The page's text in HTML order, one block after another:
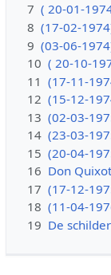
7 ( 20-01-
8 (17-02-
9 (03-06-
10 ( 20-10-
11 (17-11-
12 (15-12-
13 (02-03-
14 (23-03-
15 (20-04-
16 Don
17 (17-12-
18 (11-04-
19 De